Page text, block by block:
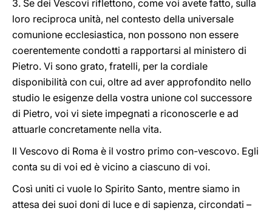
3. Se dei Vescovi riflettono, come voi avete fatto, sulla
loro reciproca unità, nel contesto della universale
comunione ecclesiastica, non possono non essere
coerentemente condotti a rapportarsi al ministero di
Pietro. Vi sono grato, fratelli, per la cordiale
disponibilità con cui, oltre ad aver approfondito nello
studio le esigenze della vostra unione col successore
di Pietro, voi vi siete impegnati a riconoscerle e ad
attuarle concretamente nella vita.
Il Vescovo di Roma è il vostro primo con-vescovo. Egli
conta su di voi ed è vicino a ciascuno di voi.
Così uniti ci vuole lo Spirito Santo, mentre siamo in
attesa dei suoi doni di luce e di sapienza, circondati –